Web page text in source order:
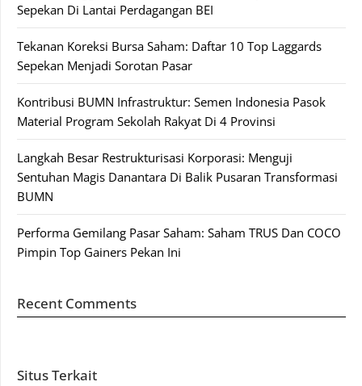
Sepekan Di Lantai Perdagangan BEI
Tekanan Koreksi Bursa Saham: Daftar 10 Top Laggards
Sepekan Menjadi Sorotan Pasar
Kontribusi BUMN Infrastruktur: Semen Indonesia Pasok
Material Program Sekolah Rakyat Di 4 Provinsi
Langkah Besar Restrukturisasi Korporasi: Menguji
Sentuhan Magis Danantara Di Balik Pusaran Transformasi
BUMN
Performa Gemilang Pasar Saham: Saham TRUS Dan COCO
Pimpin Top Gainers Pekan Ini
Recent Comments
Situs Terkait